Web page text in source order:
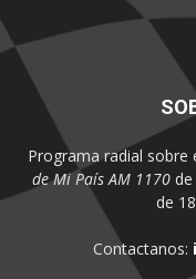
Programa radial
de Mi País AM 1170de
de
Contactanos: